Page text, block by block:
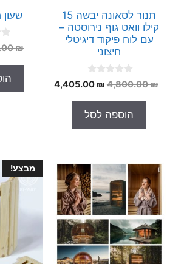
תנור לסאונה יבשה 15
קילו וואט גוף נירוסטה –
עם לוח פיקוד דיגיטלי
חיצוני
0
o
o
5
4,800.00₪
המחיר
היה:
4,405.00 ₪
המחיר
הוספה לסל
0
o
o
5
₪
מבצע!